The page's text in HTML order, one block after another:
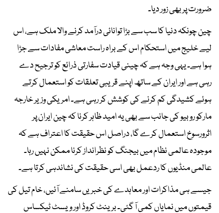
ضرورت پر بھی زور دیا۔
چین چونکہ دنیا کا سب سے بڑا توانائی درآمد کرنے والا ملک ہے، اس
لیے خلیج میں استحکام اس کے براہ راست معاشی مفادات سے جڑا
ہوا ہے۔ یہی وجہ ہے کہ چینی قیادت سفارتی ذرائع کو ترجیح دے
رہی ہے اور ایران کے ساتھ اپنے قریبی تعلقات کو استعمال کرتے
ہوئے کشیدگی کم کرنے کی کوشش کر رہی ہے۔ امریکی وزیر خارجہ
مارکو روبیو کی جانب سے بھی یہ امید ظاہر کرنا کہ چین ایران پر
اثرورسوخ استعمال کرے گا، دراصل اس حقیقت کا اعتراف ہے کہ
موجودہ عالمی نظام میں بیجنگ کو نظرانداز کرنا ممکن نہیں رہا۔
عالمی منڈیوں کا ردعمل بھی اسی حقیقت کی نشاندہی کرتا ہے۔
جیسے ہی مذاکرات اور معاہدے کی خبریں سامنے آئیں، خام تیل کی
قیمتوں میں نمایاں کمی آ گئی۔ برینٹ کروڈ اور ویسٹ ٹیکساس